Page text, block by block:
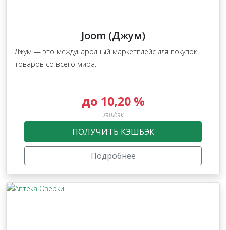
Joom (Джум)
Джум — это международный маркетплейс для покупок
товаров со всего мира.
до 10,20 %
кэшбэк
ПОЛУЧИТЬ КЭШБЭК
Подробнее